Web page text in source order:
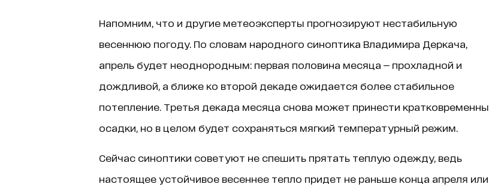
Напомним, что и другие метеоэксперты прогнозируют нестабильную
весеннюю погоду. По словам народного синоптика Владимира Деркача,
апрель будет неоднородным: первая половина месяца — прохладной и
дождливой, а ближе ко второй декаде ожидается более стабильное
потепление. Третья декада месяца снова может принести
осадки, но в целом будет сохраняться мягкий температурный режим.
Сейчас синоптики советуют не спешить прятать теплую одежду, ведь
настоящее устойчивое весеннее тепло придет не раньше конца апреля или